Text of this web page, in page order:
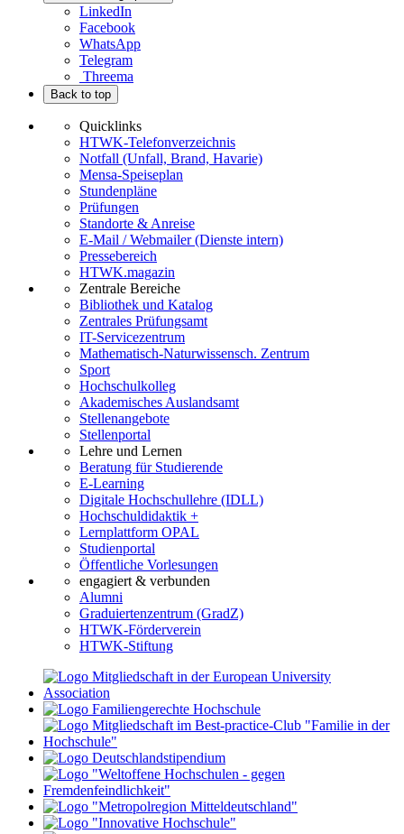
LinkedIn
Facebook
WhatsApp
Telegram
Threema
Back to top
Quicklinks
HTWK-Telefonverzeichnis
Notfall (Unfall, Brand, Havarie)
Mensa-Speiseplan
Stundenpläne
Prüfungen
Standorte & Anreise
E-Mail / Webmailer (Dienste intern)
Pressebereich
HTWK.magazin
Zentrale Bereiche
Bibliothek und Katalog
Zentrales Prüfungsamt
IT-Servicezentrum
Mathematisch-Naturwissensch. Zentrum
Sport
Hochschulkolleg
Akademisches Auslandsamt
Stellenangebote
Stellenportal
Lehre und Lernen
Beratung für Studierende
E-Learning
Digitale Hochschullehre (IDLL)
Hochschuldidaktik +
Lernplattform OPAL
Studienportal
Öffentliche Vorlesungen
engagiert & verbunden
Alumni
Graduiertenzentrum (GradZ)
HTWK-Förderverein
HTWK-Stiftung